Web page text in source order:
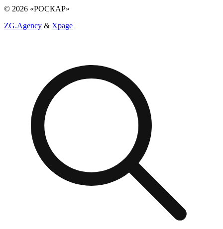
© 2026 «РОСКАР»
ZG.Agency & Xpage